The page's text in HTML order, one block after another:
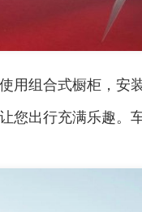
用组合式橱柜，安
您出行充满乐趣